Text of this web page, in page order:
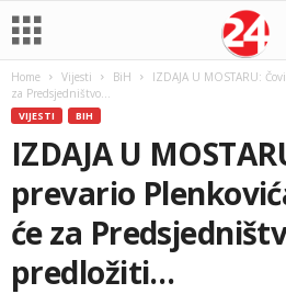
Home Vijesti BiH
IZDAJA U MOSTARU:
za Predsjedništvo...
VIJESTI BIH
IZDAJA U
prevario
će za
predložiti…